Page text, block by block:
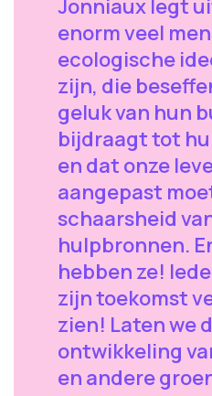
Jonniaux legt
enorm veel
ecologische
zijn, die
geluk van hun
bijdraagt tot
en dat onze
aangepast
schaarsheid
hulpbronnen.
hebben ze!
zijn toekomst
zien! Laten we
ontwikkeling
en andere